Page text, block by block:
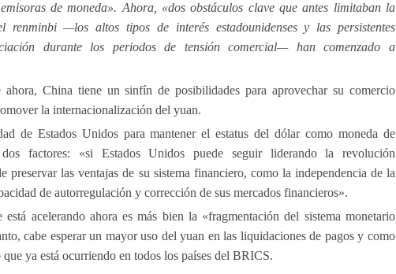
de moneda». Ahora, «dos obstáculos clave que antes limitaban la
renminbi —los altos tipos de interés estadounidenses y las persistentes
durante los periodos de tensión comercial— han comenzado a
China tiene un sinfín de posibilidades para aprovechar su comercio
la internacionalización del yuan.
de Estados Unidos para mantener el estatus del dólar como moneda de
factores: «si Estados Unidos puede seguir liderando la revolución
preservar las ventajas de su sistema financiero, como la independencia de la
de autorregulación y corrección de sus mercados financieros».
acelerando ahora es más bien la «fragmentación del sistema monetario
cabe esperar un mayor uso del yuan en las liquidaciones de pagos y como
ya está ocurriendo en todos los países del BRICS.